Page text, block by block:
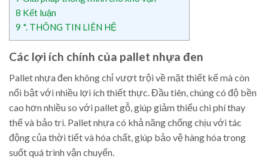
8 Kết luận
9 *. THÔNG TIN LIÊN HỆ
Các lợi ích chính của pallet nhựa đen
Pallet nhựa đen không chỉ vượt trội về mặt thiết kế mà còn
nổi bật với nhiều lợi ích thiết thực. Đầu tiên, chúng có độ bền
cao hơn nhiều so với pallet gỗ, giúp giảm thiểu chi phí thay
thế và bảo trì. Pallet nhựa có khả năng chống chịu với tác
động của thời tiết và hóa chất, giúp bảo vệ hàng hóa trong
suốt quá trình vận chuyển.